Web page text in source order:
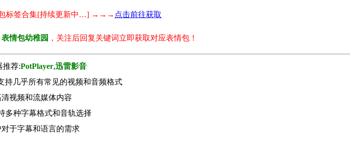
包标签合集[持续更新中…] →→→ 点击前往获取
表情包幼稚园 ，关注后回复关键词立即获取对应表情包！
推荐:РotРlayer,迅雷影音
持几乎所有常见的视频和音频格式
视频和流媒体内容
多种字幕格式和音轨选择
于字幕和语言的需求